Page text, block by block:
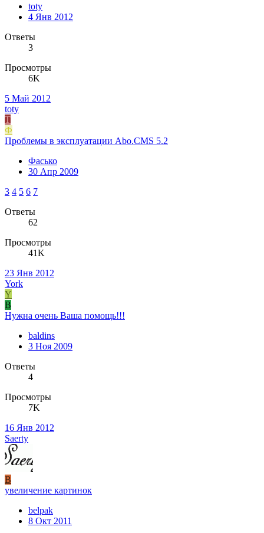
toty
4 Янв 2012
Ответы
3
Просмотры
6K
5 Май 2012
toty
T
Ф
Проблемы в эксплуатации Abo.CMS 5.2
Фасько
30 Апр 2009
3 4 5 6 7
Ответы
62
Просмотры
41K
23 Янв 2012
York
Y
B
Нужна очень Ваша помощь!!!
baldins
3 Ноя 2009
Ответы
4
Просмотры
7K
16 Янв 2012
Saerty
B
увеличение картинок
belpak
8 Окт 2011